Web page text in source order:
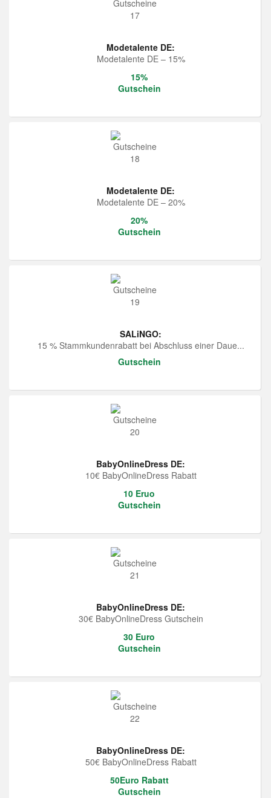
Modetalente DE:
Modetalente DE – 15%
15%
Gutschein
Modetalente DE:
Modetalente DE – 20%
20%
Gutschein
SALiNGO:
15 % Stammkundenrabatt bei Abschluss einer Daue...
Gutschein
BabyOnlineDress DE:
10€ BabyOnlineDress Rabatt
10 Eruo
Gutschein
BabyOnlineDress DE:
30€ BabyOnlineDress Gutschein
30 Euro
Gutschein
BabyOnlineDress DE:
50€ BabyOnlineDress Rabatt
50Euro Rabatt
Gutschein